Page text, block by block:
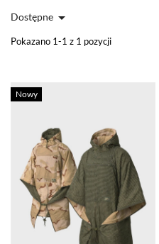
Dostępne 
Pokazano 1-1 z 1 pozycji
Nowy